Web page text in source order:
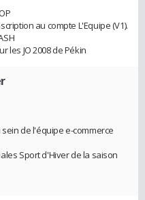
au compte L'Equipe (V1).
les JO 2008 de Pékin
sein de l'équipe e-commerce
Sport d'Hiver de la saison